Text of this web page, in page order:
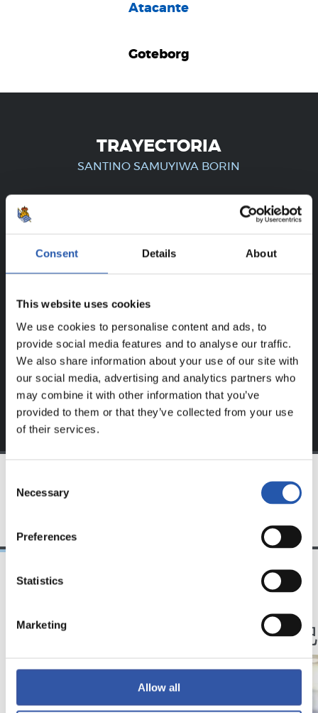
Consent Details About
This website uses cookies
We use cookies to personalise content and ads, to
provide social media features and to analyse our traffic.
We also share information about your use of our site with
our social media, advertising and analytics partners who
may combine it with other information that you’ve
provided to them or that they’ve collected from your use
of their services.
Selection
Necessary
Preferences
Statistics
Marketing
Allow all
Atacante
Goteborg
TRAYECTORIA
SANTINO SAMUYIWA BORIN
REGISTRADOS!
nuestra web.
Regístrate haciendo clic en el Login
y disfruta de
contenido exclusivo para ti.
视频
圣塞